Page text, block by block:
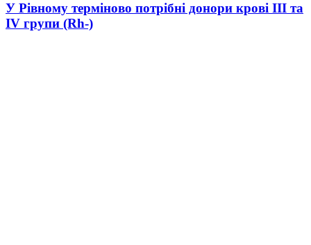
У Рівному терміново потрібні донори крові III та
IV групи (Rh-)